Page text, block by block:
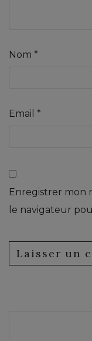
Nom *
Email *
Enregistrer mon
le navigateur